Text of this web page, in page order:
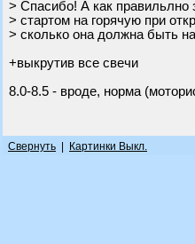
> Спасибо! А как правильлно
> стартом на горячую при
> сколько она должна быть
+выкрутив все свечи
8.0-8.5 - вроде, норма
Свернуть Картинки Выкл.